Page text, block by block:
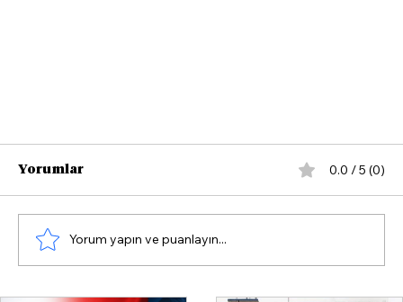
Yorumlar 0.0 / 5 (0)
Yorum yapın ve puanlayın...